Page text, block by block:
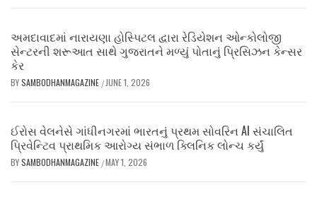
અમદાવાદમાં નારાયણા હોસ્પિટલ દ્વારા રેડિયેશન ઓન્કોલોજી
સેન્ટરની શરૂઆત સાથે ગુજરાતને મળ્યું પોતાનું પ્રિસિઝન કેન્સર
કેર
BYSAMBODHANMAGAZINE / JUNE 1, 2026
ઈરોસ વેલનેસે ગાંધીનગરમાં ભારતનું પ્રથમ સોવરિન AI સંચાલિત
પ્રિવેન્ટિવ પ્રાથમિક આરોગ્ય સંભાળ ક્લિનિક લોન્ચ કર્યું
BYSAMBODHANMAGAZINE /MAY 1, 2026